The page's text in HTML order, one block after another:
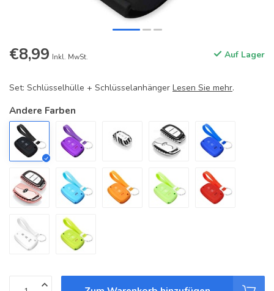
€8,99 Inkl. MwSt. Auf Lager
Set: Schlüsselhülle + Schlüsselanhänger Lesen Sie mehr.
Andere Farben